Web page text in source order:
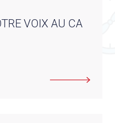
VOIX AU CA